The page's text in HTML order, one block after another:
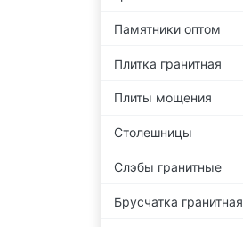
Памятники оптом
Плитка гранитная
Плиты мощения
Столешницы
Слэбы гранитные
Брусчатка гранитная